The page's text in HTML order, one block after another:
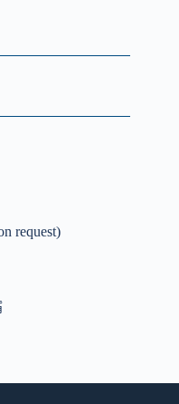
request)